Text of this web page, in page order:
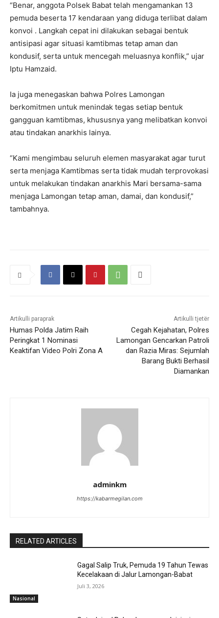
“Benar, anggota Polsek Babat telah mengamankan 13
pemuda beserta 17 kendaraan yang diduga terlibat dalam
konvoi . Langkah cepat ini dilakukan sebagai bentuk
antisipasi agar situasi kamtibmas tetap aman dan
kondusif, serta untuk mencegah meluasnya konflik,” ujar
Iptu Hamzaid.
Ia juga menegaskan bahwa Polres Lamongan
berkomitmen untuk menindak tegas setiap bentuk
gangguan kamtibmas, khususnya yang melibatkan konvoi
atau tindakan anarkhis lainya.
“Kami mengimbau seluruh elemen masyarakat agar turut
serta menjaga Kamtibmas serta tidak mudah terprovokasi
untuk melakukan tindakan anarkhis Mari bersama-sama
menjaga Lamongan tetap aman, damai, dan kondusif,”
tambahnya.
Artikulli paraprak
Humas Polda Jatim Raih
Peringkat 1 Nominasi
Keaktifan Video Polri Zona A
Artikulli tjetër
Cegah Kejahatan, Polres
Lamongan Gencarkan Patroli
dan Razia Miras: Sejumlah
Barang Bukti Berhasil
Diamankan
adminkm
https://kabarmegilan.com
RELATED ARTICLES
Nasional
Gagal Salip Truk, Pemuda 19 Tahun Tewas
Kecelakaan di Jalur Lamongan-Babat
Juli 3, 2026